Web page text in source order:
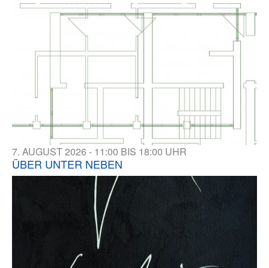
7. AUGUST 2026 - 11:00 BIS 18:00 UHR
ÜBER UNTER NEBEN